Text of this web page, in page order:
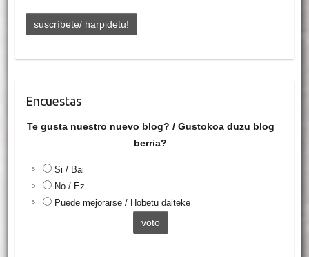
Encuestas
Te gusta nuestro nuevo blog? / Gustokoa duzu blog
berria?
Si / Bai
No / Ez
Puede mejorarse / Hobetu daiteke